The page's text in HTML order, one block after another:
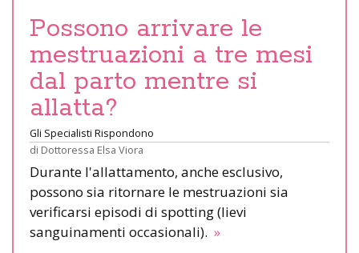
Possono arrivare le
mestruazioni a tre mesi
dal parto mentre si
allatta?
Gli Specialisti Rispondono
di Dottoressa Elsa Viora
Durante l'allattamento, anche esclusivo,
possono sia ritornare le mestruazioni sia
verificarsi episodi di spotting (lievi
sanguinamenti occasionali). »